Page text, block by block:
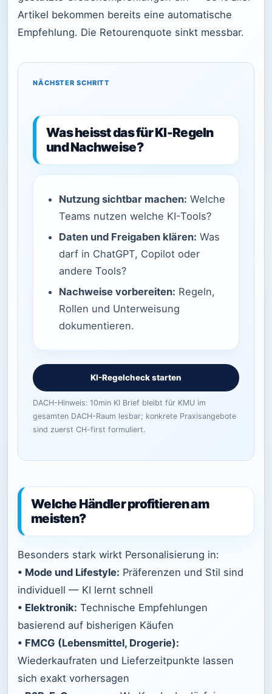
Artikel bekommen bereits eine automatische
Empfehlung. Die Retourenquote sinkt messbar.
NÄCHSTER SCHRITT
Was heisst das für KI-Regeln
und Nachweise?
Nutzung sichtbar machen: Welche
Teams nutzen welche KI-Tools?
Daten und Freigaben klären: Was
darf in ChatGPT, Copilot oder
andere Tools?
Nachweise vorbereiten: Regeln,
Rollen und Unterweisung
dokumentieren.
KI-Regelcheck starten
DACH-Hinweis: 10min KI Brief bleibt für KMU im
gesamten DACH-Raum lesbar; konkrete Praxisangebote
sind zuerst CH-first formuliert.
Welche Händler profitieren am
meisten?
Besonders stark wirkt Personalisierung in:
• Mode und Lifestyle: Präferenzen und Stil sind
individuell — KI lernt schnell
• Elektronik: Technische Empfehlungen
basierend auf bisherigen Käufen
• FMCG (Lebensmittel, Drogerie):
Wiederkaufraten und Lieferzeitpunkte lassen
sich exakt vorhersagen